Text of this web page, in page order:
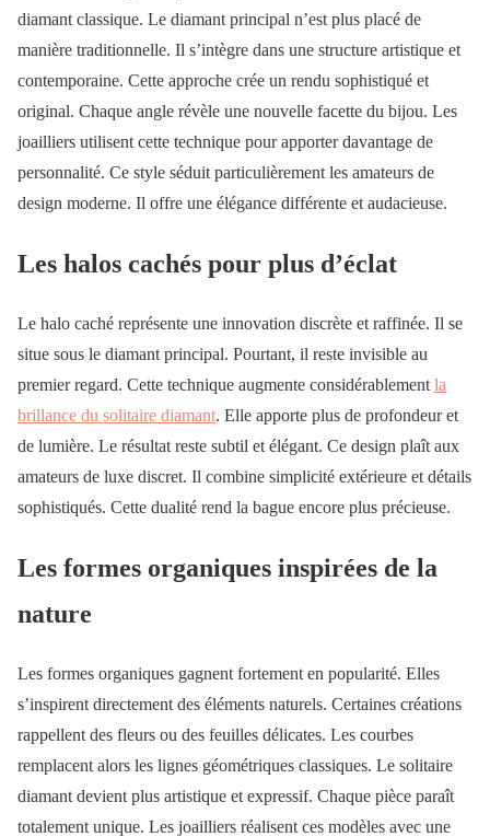
diamant classique. Le diamant principal n’est plus placé de
manière traditionnelle. Il s’intègre dans une structure artistique et
contemporaine. Cette approche crée un rendu sophistiqué et
original. Chaque angle révèle une nouvelle facette du bijou. Les
joailliers utilisent cette technique pour apporter davantage de
personnalité. Ce style séduit particulièrement les amateurs de
design moderne. Il offre une élégance différente et audacieuse.
Les halos cachés pour plus d’éclat
Le halo caché représente une innovation discrète et raffinée. Il se
situe sous le diamant principal. Pourtant, il reste invisible au
premier regard. Cette technique augmente considérablement la
brillance du solitaire diamant. Elle apporte plus de profondeur et
de lumière. Le résultat reste subtil et élégant. Ce design plaît aux
amateurs de luxe discret. Il combine simplicité extérieure et détails
sophistiqués. Cette dualité rend la bague encore plus précieuse.
Les formes organiques inspirées de la
nature
Les formes organiques gagnent fortement en popularité. Elles
s’inspirent directement des éléments naturels. Certaines créations
rappellent des fleurs ou des feuilles délicates. Les courbes
remplacent alors les lignes géométriques classiques. Le solitaire
diamant devient plus artistique et expressif. Chaque pièce paraît
totalement unique. Les joailliers réalisent ces modèles avec une